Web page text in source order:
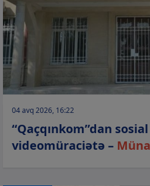
04 avq 2026, 16:22
“Qaçqınkom”dan
videomüraciətə –